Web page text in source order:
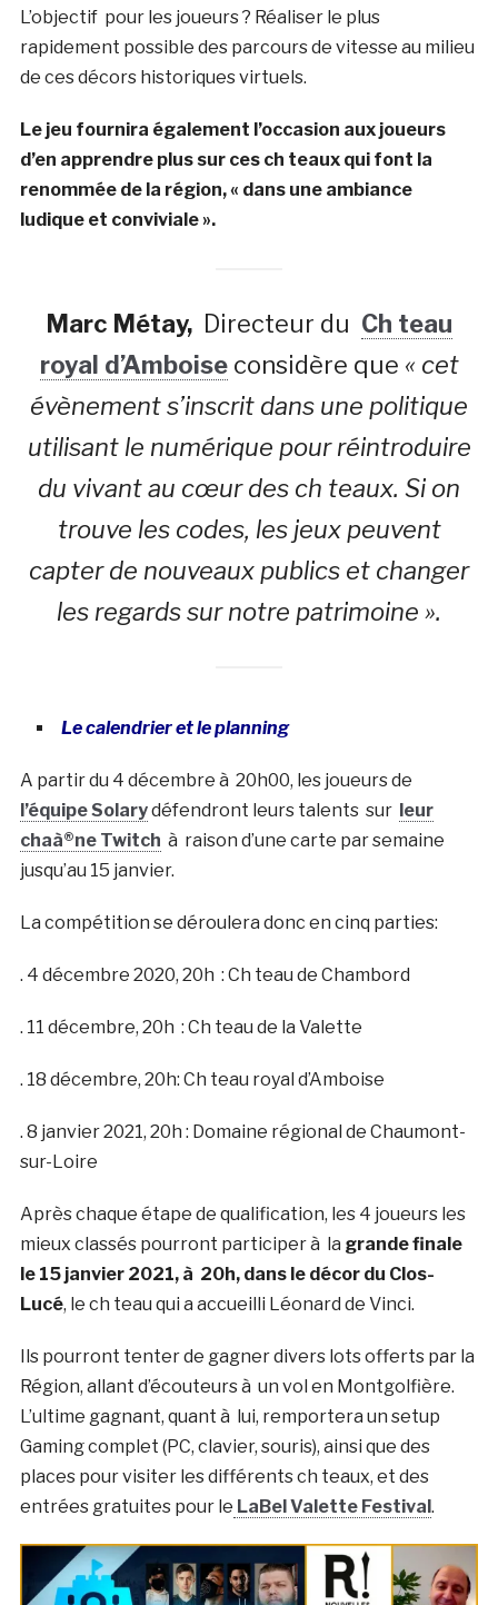
L’objectif pour les joueurs ? Réaliser le plus
rapidement possible des parcours de vitesse au milieu
de ces décors historiques virtuels.
Le jeu fournira également l’occasion aux joueurs
d’en apprendre plus sur ces ch teaux qui font la
renommée de la région, « dans une ambiance
ludique et conviviale ».
Marc Métay, Directeur du Ch teau
royal d’Amboiseconsidère que « cet
évènement s’inscrit dans une politique
utilisant le numérique pour réintroduire
du vivant au cœur des ch teaux. Si on
trouve les codes, les jeux peuvent
capter de nouveaux publics et changer
les regards sur notre patrimoine ».
Le calendrier et le planning
A partir du 4 décembre à 20h00, les joueurs de
l’équipe Solarydéfendront leurs talents sur leur
chaà®ne Twitch à raison d’une carte par semaine
jusqu’au 15 janvier.
La compétition se déroulera donc en cinq parties:
. 4 décembre 2020, 20h : Ch teau de Chambord
. 11 décembre, 20h : Ch teau de la Valette
. 18 décembre, 20h: Ch teau royal d’Amboise
. 8 janvier 2021, 20h : Domaine régional de Chaumont-
sur-Loire
Après chaque étape de qualification, les 4 joueurs les
mieux classés pourront participer à la grande finale
le 15 janvier 2021, à 20h, dans le décor du Clos-
Lucé, le ch teau qui a accueilli Léonard de Vinci.
Ils pourront tenter de gagner divers lots offerts par la
Région, allant d’écouteurs à un vol en Montgolfière.
L’ultime gagnant, quant à lui, remportera un setup
Gaming complet (PC, clavier, souris), ainsi que des
places pour visiter les différents ch teaux, et des
entrées gratuites pour le LaBel Valette Festival.